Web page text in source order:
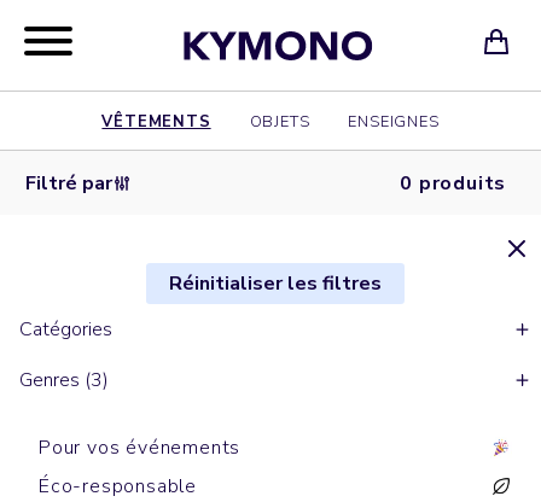
VÊTEMENTS OBJETS ENSEIGNES
Filtré par 0 produits
Réinitialiser les filtres
Catégories
Genres (3)
Pour vos événements
Éco-responsable